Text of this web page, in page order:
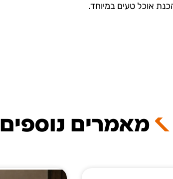
אוכל טעים במיוחד.
מאמרים נוספים